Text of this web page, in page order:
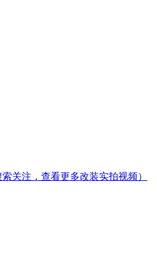
关注，查看更多改装实拍视频）